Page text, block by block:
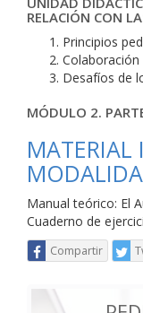
RELACIÓN CON
Principios
Desafíos de
MÓDULO 2.
MATERIAL
Manual teórico: El
Cuaderno de
Compartir